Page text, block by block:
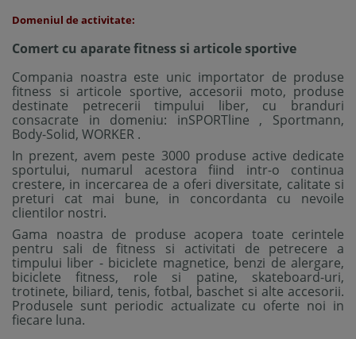
Domeniul de activitate:
Comert cu aparate fitness si articole sportive
Compania noastra este unic importator de produse
fitness si articole sportive, accesorii moto, produse
destinate petrecerii timpului liber, cu branduri
consacrate in domeniu: inSPORTline , Sportmann,
Body-Solid, WORKER .
In prezent, avem peste 3000 produse active dedicate
sportului, numarul acestora fiind intr-o continua
crestere, in incercarea de a oferi diversitate, calitate si
preturi cat mai bune, in concordanta cu nevoile
clientilor nostri.
Gama noastra de produse acopera toate cerintele
pentru sali de fitness si activitati de petrecere a
timpului liber - biciclete magnetice, benzi de alergare,
biciclete fitness, role si patine, skateboard-uri,
trotinete, biliard, tenis, fotbal, baschet si alte accesorii.
Produsele sunt periodic actualizate cu oferte noi in
fiecare luna.